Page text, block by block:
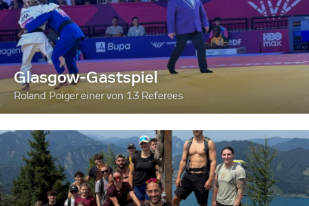
Glasgow-Gastspiel
Roland Poiger einer von 13 Referees